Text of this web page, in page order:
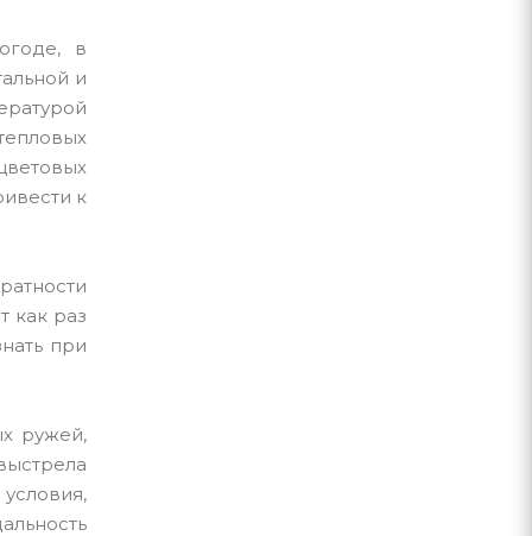
в
и
к
как раз
при
ружей,